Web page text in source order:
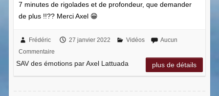
7 minutes de rigolades et de profondeur, que demander
de plus !!?? Merci Axel 😁
Frédéric 27 janvier 2022 Vidéos
Aucun
Commentaire
SAV des émotions par Axel Lattuada plus de détails